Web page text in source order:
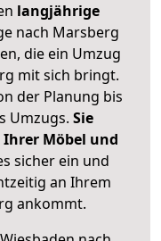
langjährige
nach Marsberg
die ein Umzug
mit sich bringt.
der Planung bis
Umzugs. Sie
Möbel und
sicher ein und
an Ihrem
ankommt.